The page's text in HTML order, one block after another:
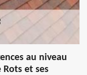
au niveau
et ses